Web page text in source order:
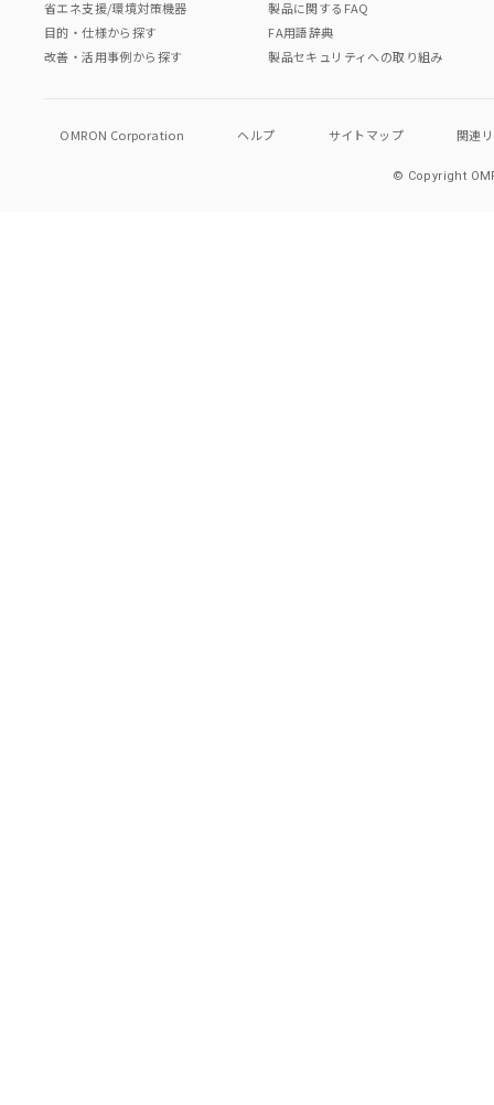
省エネ支援/環境対策機器
目的・仕様から探す
改善・活用事例から探す
製品に関するFAQ
FA用語辞典
製品セキュリティへの取り組み
OMRON Corporation ヘルプ サイトマップ 関連
© Copyright